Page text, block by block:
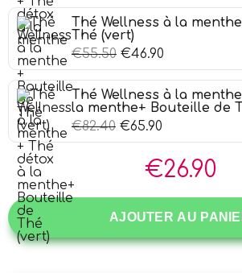
Thé Wellness à la
Thé (vert)
€55.50 €46.90
Thé Wellness à la
la menthe+ Bouteille de
€82.40 €65.90
€26.90
AJOUTER AU